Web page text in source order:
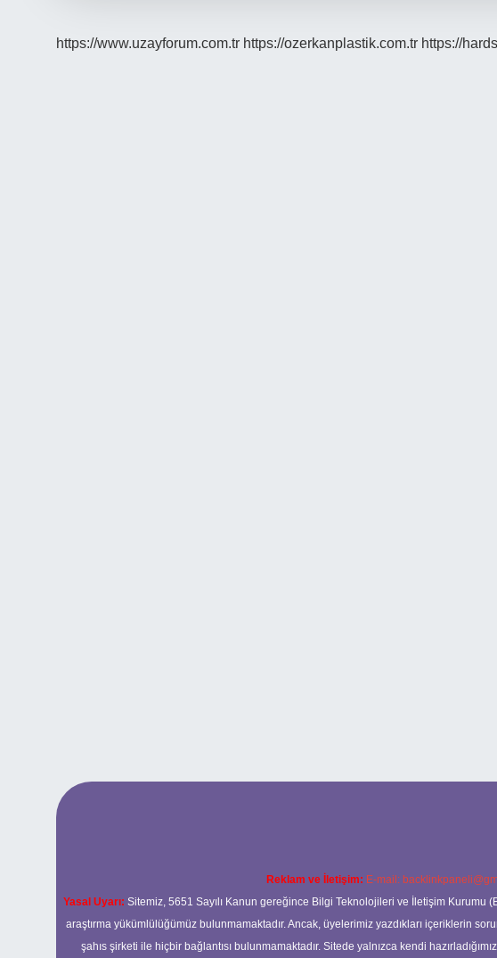
https://www.uzayforum.com.tr https://ozerkanplastik.com.tr https://
Reklam ve İletişim: E-mail:
Yasal Uyarı: Sitemiz, 5651 Sayılı Kanun gereğince Bilgi Teknolojileri ve İletişim Kurumu
araştırma yükümlülüğümüz bulunmamaktadır. Ancak, üyelerimiz yazdıkları içeriklerin
şahıs şirketi ile hiçbir bağlantısı bulunmamaktadır. Sitede yalnızca kendi